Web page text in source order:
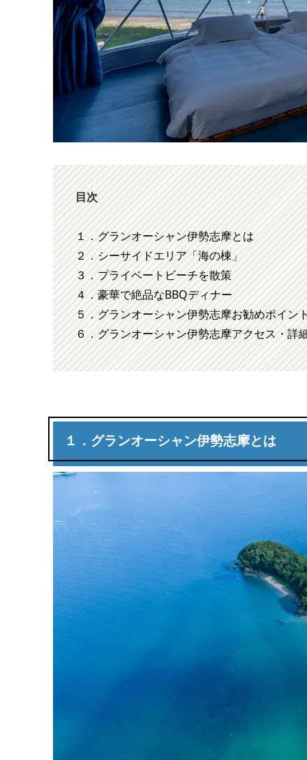
目次
１．グランオーシャン伊勢志摩とは
２．シーサイドエリア「海の棟」
３．プライベートビーチを散策
４．豪華で絶品なBBQディナー
５．グランオーシャン伊勢志摩お勧めポイン
６．グランオーシャン伊勢志摩アクセス・詳
１．グランオーシャン伊勢志摩とは